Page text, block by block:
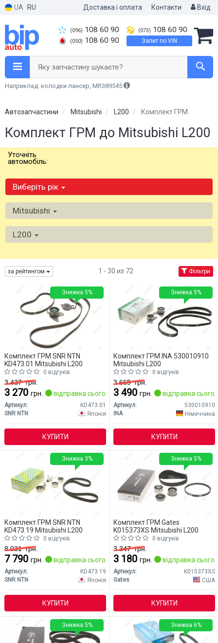
UA RU Доставка і оплата Контакти Вхід
(096) 108 60 90
(050) 108 60 90
(073) 108 60 90
Запит по VIN
Яку запчастину шукаєте?
Наприклад: колодки лансер, MR389545
Автозапчастини Mitsubishi L200 Комплект ГРМ
Комплект ГРМ до Mitsubishi L200
Уточніть
автомобіль:
Виберіть рік
Mitsubishi
L200
за рейтингом 1 - 30 из 72 Фільтри
Комплект ГРМ SNR NTN
KD473.01 Mitsubishi L200
0 відгуків
3 437грн.
3 270 грн. відправка сьогодні
Артикул:
KD473.01
SNR NTN
Японія
КУПИТИ
Знижка 5%
Комплект ГРМ INA 530010910
Mitsubishi L200
0 відгуків
3 665грн.
3 490 грн. відправка
Артикул:
530010910
INA
Німеччина
КУПИТИ
Знижка 5%
Комплект ГРМ SNR NTN
KD473.19 Mitsubishi L200
0 відгуків
8 031грн.
7 790 грн. відправка сьогодні
Артикул:
KD473.19
SNR NTN
Японія
КУПИТИ
Знижка 3%
Комплект ГРМ Gates
K015373XS Mitsubishi L200
0 відгуків
3 347грн.
3 180 грн. відправка
Артикул:
K015373XS
Gates
США
КУПИТИ
Знижка 5%
Знижка 5% Знижка 6%